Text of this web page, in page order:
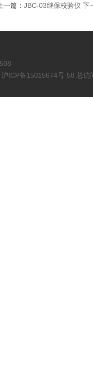
上一篇： JBC-03继保校验仪 下
沪ICP备15015674号-58 总访